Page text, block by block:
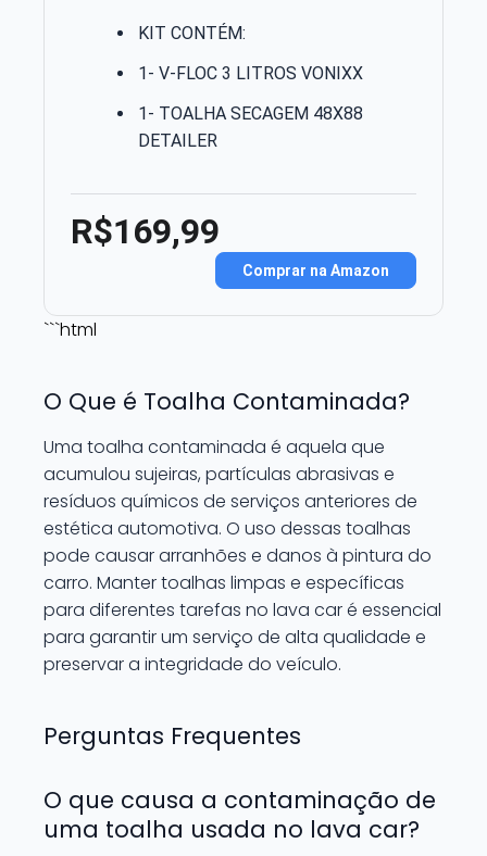
KIT CONTÉM:
1- V-FLOC 3 LITROS VONIXX
1- TOALHA SECAGEM 48X88
DETAILER
R$169,99
Comprar na Amazon
```html
O Que é Toalha Contaminada?
Uma toalha contaminada é aquela que
acumulou sujeiras, partículas abrasivas e
resíduos químicos de serviços anteriores de
estética automotiva. O uso dessas toalhas
pode causar arranhões e danos à pintura do
carro. Manter toalhas limpas e específicas
para diferentes tarefas no lava car é essencial
para garantir um serviço de alta qualidade e
preservar a integridade do veículo.
Perguntas Frequentes
O que causa a contaminação de
uma toalha usada no lava car?